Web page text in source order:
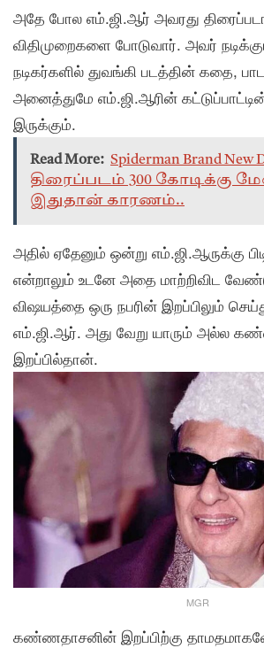
அதே போல எம்.ஜி.ஆர் அவரது
விதிமுறைகளை போடுவார். அவர்
நடிகர்களில் துவங்கி படத்தின் கதை,
அனைத்துமே எம்.ஜி.ஆரின்
இருக்கும்.
Read More: Spiderman Brand New
திரைப்படம் 300 கோடிக்கு
இதுதான் காரணம்..
அதில் ஏதேனும் ஒன்று எம்.ஜி.ஆருக்கு
என்றாலும் உடனே அதை மாற்றிவிட
விஷயத்தை ஒரு நபரின் இறப்பிலும்
எம்.ஜி.ஆர். அது வேறு யாரும் அல்ல
இறப்பில்தான்.
MGR
கண்ணதாசனின் இறப்பிற்கு